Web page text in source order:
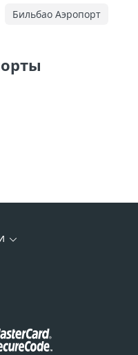
Бильбао Аэропорт